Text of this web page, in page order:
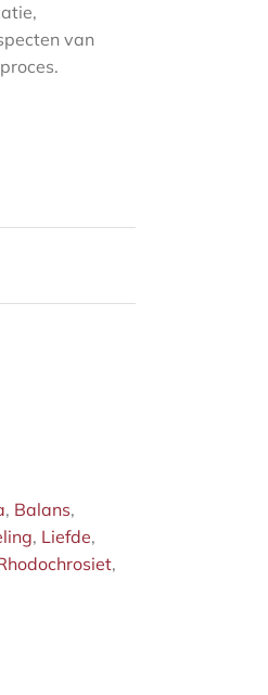
van
, Balans,
, Liefde,
,